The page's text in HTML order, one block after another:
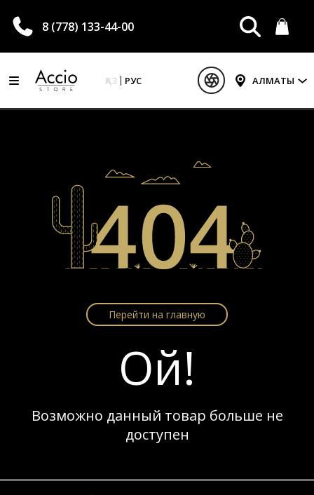
8 (778) 133-44-00
ҚАЗ РУС АЛМАТЫ
Перейти на главную
Ой!
Возможно данный товар больше не
доступен